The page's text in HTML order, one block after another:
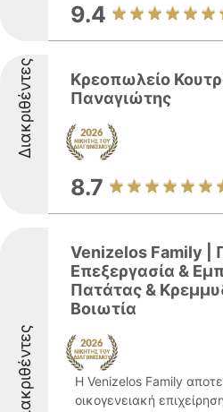
9.4
Διακριθέντες
Κρεοπωλείο
Παναγιώτης
8.7
Διακριθέντες
Venizelos Family |
Επεξεργασία &
Πατάτας &
Βοιωτία
Η Venizelos Family
οικογενειακή